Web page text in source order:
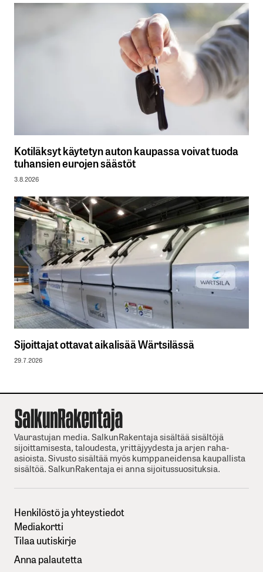
Kotiläksyt käytetyn auton kaupassa voivat tuoda
tuhansien eurojen säästöt
3.8.2026
Sijoittajat ottavat aikalisää Wärtsilässä
29.7.2026
Vaurastujan media. SalkunRakentaja sisältää sisältöjä
sijoittamisesta, taloudesta, yrittäjyydesta ja arjen raha-
asioista. Sivusto sisältää myös kumppaneidensa kaupallista
sisältöä. SalkunRakentaja ei anna sijoitussuosituksia.
Henkilöstö ja yhteystiedot
Mediakortti
Tilaa uutiskirje
Anna palautetta